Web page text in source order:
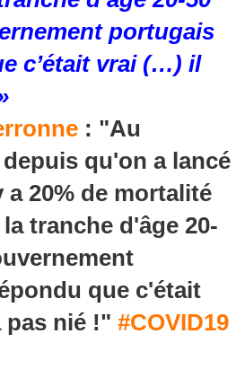
portugais
c’était vrai (…) il
: "Au
qu'on a lancé
a 20% de mortalité
tranche d'âge 20-
que c'était
nié !" #COVID19